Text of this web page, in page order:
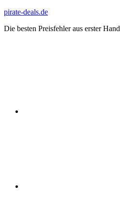
Zum
springen
pirate-deals.de
Die besten Preisfehler aus erster Hand